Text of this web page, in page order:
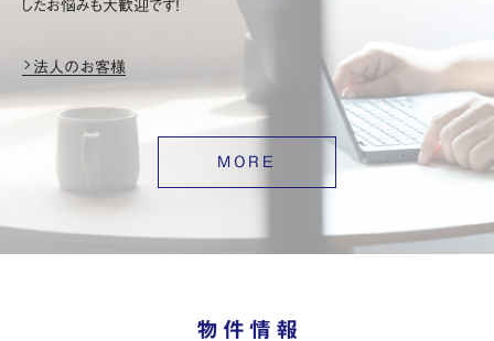
したお悩みも大歓迎です！
法人のお客様
MORE
物件情報